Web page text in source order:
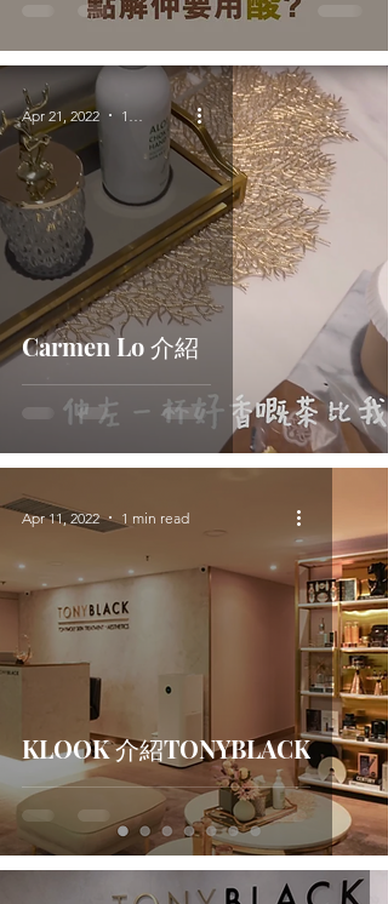
Carmen Lo 介紹
Apr 21, 2022
KLOOK 介紹TONYBLACK
Apr 11, 2022 1 min read